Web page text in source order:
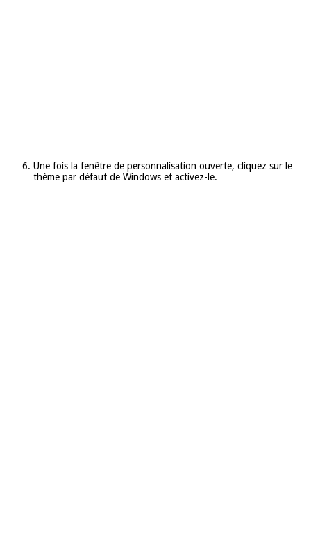
Une fois la fenêtre de personnalisation ouverte, cliquez sur le
thème par défaut de Windows et activez-le.